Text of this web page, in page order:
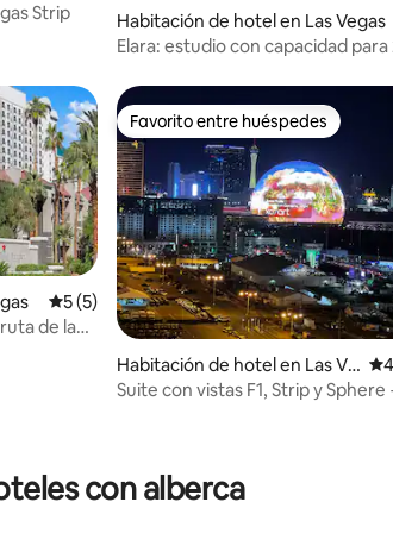
Strip
Habitación de hotel en Las Vegas
Elara: estudio con capacidad para
Calificación promedio: 5 de 5; 5
5 (5)
de la
Favorito entre huéspedes
Favorito entre huéspedes
Habitación de hotel en Las Ve
gas
Suite con vistas F1, Strip y Sphere
con alberca